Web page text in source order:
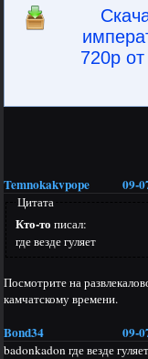
720p
Temnokakvpope 09-
Цитата
Кто-то писал:
где везде гуляет
Посмотрите на
камчатскому времени.
Bond34 09-
badonkadon где везде